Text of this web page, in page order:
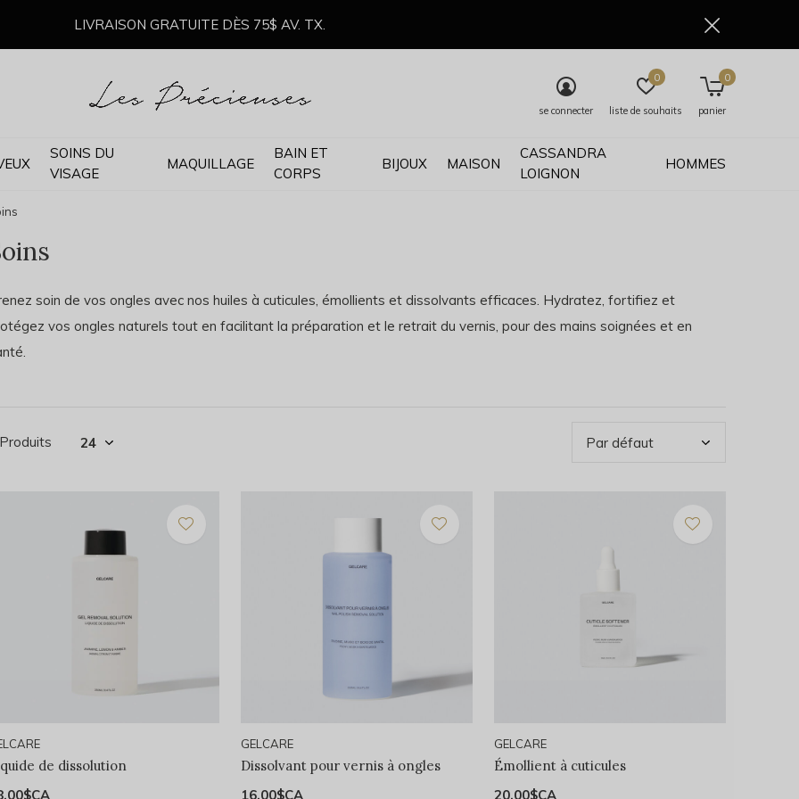
SOINS DU
VISAGE
MAQUILLAGE
BAIN ET
CORPS
BIJOUX MAISON
CASSANDRA
LOIGNON
HOMMES
se connecter liste de souhaits
0
panier
0
LIVRAISON GRATUITE DÈS 75$ AV. TX.
soin de vos ongles avec nos huiles à cuticules, émollients et dissolvants efficaces. Hydratez, fortifiez et
vos ongles naturels tout en facilitant la préparation et le retrait du vernis, pour des mains soignées et en
de dissolution
GELCARE
Dissolvant pour vernis à ongles
16,00$CA
GELCARE
Émollient à cuticules
20,00$CA